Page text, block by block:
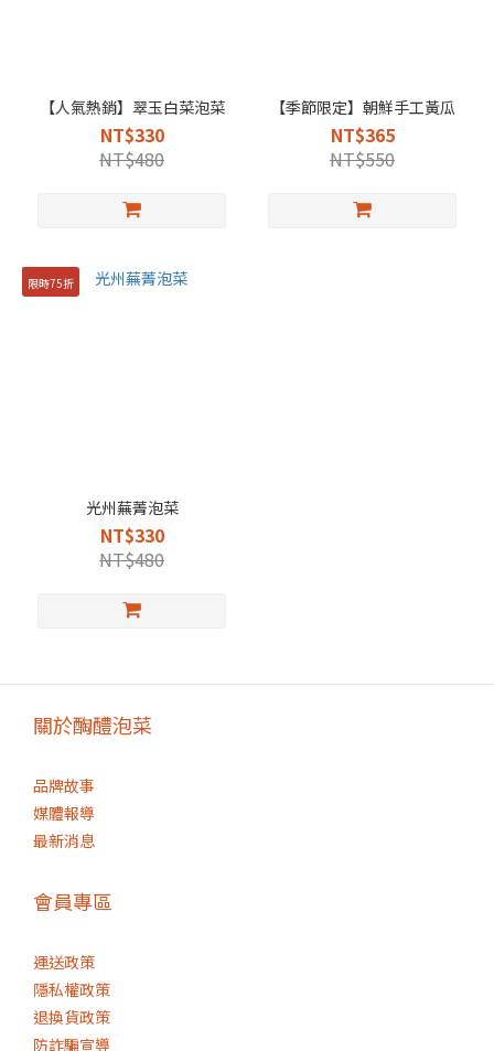
【人氣熱銷】翠玉白菜泡菜
NT$330
NT$480
【季節限定】朝鮮手工黃瓜
NT$365
NT$550
限時75折
光州蕪菁泡菜
NT$330
NT$480
關於醄醴泡菜
品牌故事
媒體報導
最新消息
會員專區
運送政策
隱私權政策
退換貨政策
防詐騙宣導